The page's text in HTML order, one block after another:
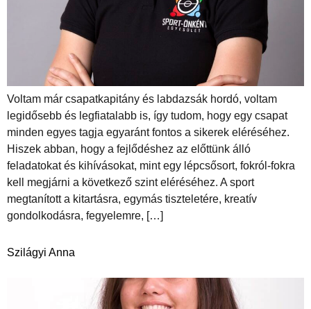
Voltam már csapatkapitány és labdazsák hordó, voltam
legidősebb és legfiatalabb is, így tudom, hogy egy csapat
minden egyes tagja egyaránt fontos a sikerek eléréséhez.
Hiszek abban, hogy a fejlődéshez az előttünk álló
feladatokat és kihívásokat, mint egy lépcsősort, fokról-fokra
kell megjárni a következő szint eléréséhez. A sport
megtanított a kitartásra, egymás tiszteletére, kreatív
gondolkodásra, fegyelemre, […]
Szilágyi Anna